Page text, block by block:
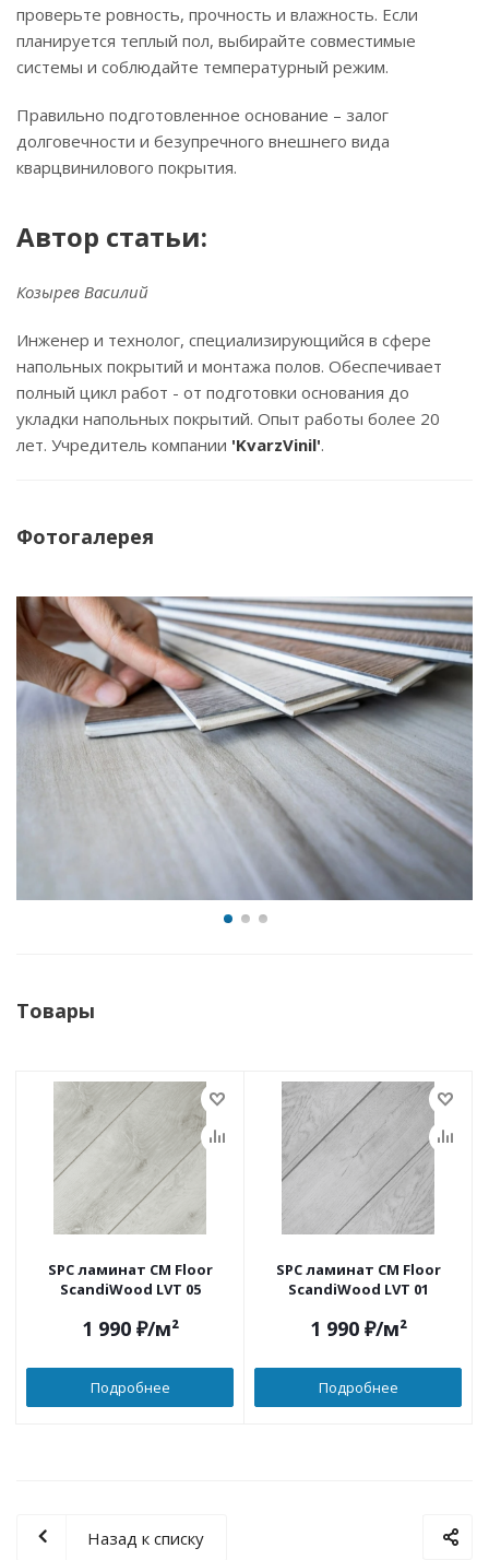
проверьте ровность, прочность и влажность. Если
планируется теплый пол, выбирайте совместимые
системы и соблюдайте температурный режим.
Правильно подготовленное основание – залог
долговечности и безупречного внешнего вида
кварцвинилового покрытия.
Автор статьи:
Козырев Василий
Инженер и технолог, специализирующийся в сфере
напольных покрытий и монтажа полов. Обеспечивает
полный цикл работ - от подготовки основания до
укладки напольных покрытий. Опыт работы более 20
лет. Учредитель компании 'KvarzVinil'.
Фотогалерея
Товары
SPC ламинат CM Floor
ScandiWood LVT 05
1 990₽/м²
Подробнее
SPC ламинат CM Floor
ScandiWood LVT 01
1 990₽/м²
Подробнее
Назад к списку